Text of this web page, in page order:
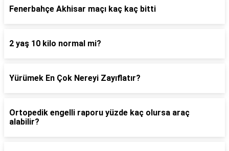
Fenerbahçe Akhisar maçı kaç kaç bitti
2 yaş 10 kilo normal mi?
Yürümek En Çok Nereyi Zayıflatır?
Ortopedik engelli raporu yüzde kaç olursa araç
alabilir?